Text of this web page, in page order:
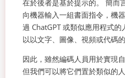
在於後者是基於提示的。 簡而
向機器輸入一組書面指令，機
過 ChatGPT 或類似應用程式
以以文字、圖像、視頻或代碼的
因此，雖然編碼人員用於實現
但我們可以將它們置於類似的